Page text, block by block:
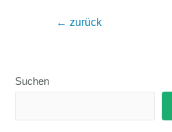
Beitragsnavigation
← zurück
Suchen